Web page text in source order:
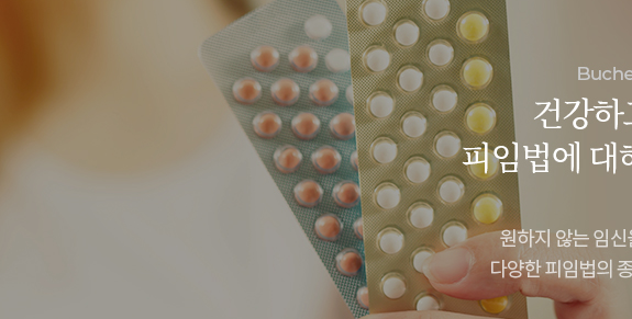
일반여성검진
프리미엄여성검진
웨딩검진
갱년기여성검진
생리통
질염&성병
HPV 바이러스 치료
자궁근종
방광염
질건조증
갱년기장애
국가공단검진
일반여성검진
프리미엄여성검진
웨딩검진
갱년기여성검진